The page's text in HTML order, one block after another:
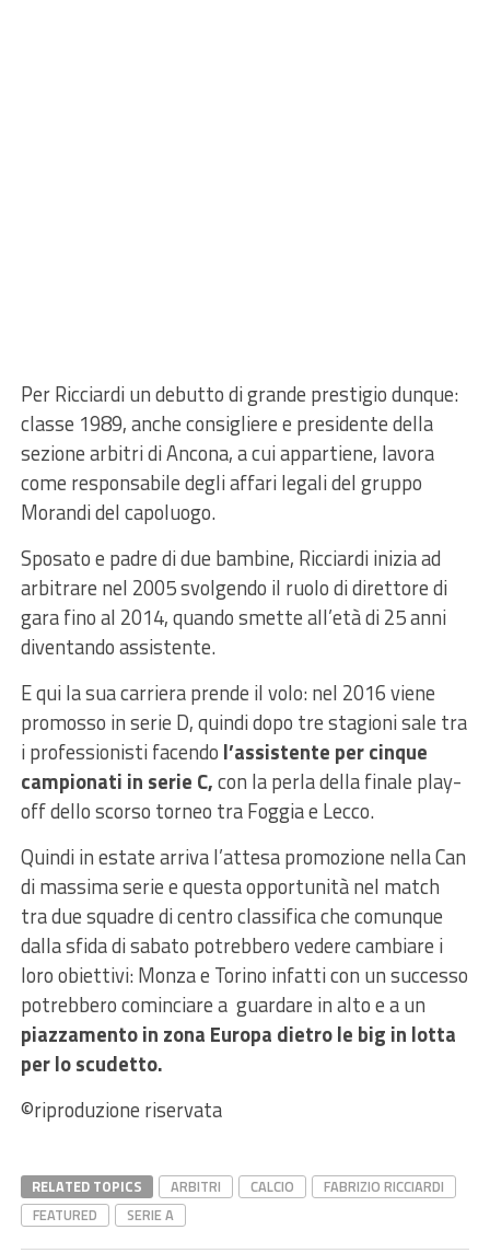
Per Ricciardi un debutto di grande prestigio dunque:
classe 1989, anche consigliere e presidente della
sezione arbitri di Ancona, a cui appartiene, lavora
come responsabile degli affari legali del gruppo
Morandi del capoluogo.
Sposato e padre di due bambine, Ricciardi inizia ad
arbitrare nel 2005 svolgendo il ruolo di direttore di
gara fino al 2014, quando smette all’età di 25 anni
diventando assistente.
E qui la sua carriera prende il volo: nel 2016 viene
promosso in serie D, quindi dopo tre stagioni sale tra
i professionisti facendo l’assistente per cinque
campionati in serie C,con la perla della finale play-
off dello scorso torneo tra Foggia e Lecco.
Quindi in estate arriva l’attesa promozione nella Can
di massima serie e questa opportunità nel match
tra due squadre di centro classifica che comunque
dalla sfida di sabato potrebbero vedere cambiare i
loro obiettivi: Monza e Torino infatti con un successo
potrebbero cominciare a guardare in alto e a un
piazzamento in zona Europa dietro le big in lotta
per lo scudetto.
©riproduzione riservata
RELATED TOPICS ARBITRI CALCIO
FABRIZIO RICCIARDI
FEATURED
SERIE A